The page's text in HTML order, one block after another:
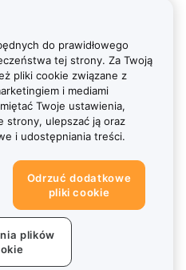
do prawidłowego
tej strony. Za Twoją
pliki cookie związane z
i mediami
Twoje ustawienia,
strony, ulepszać ją oraz
i udostępniania treści.
Odrzuć dodatkowe
pliki cookie
plików